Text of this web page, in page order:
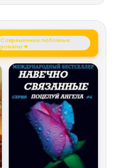
Современные любовные
романы →